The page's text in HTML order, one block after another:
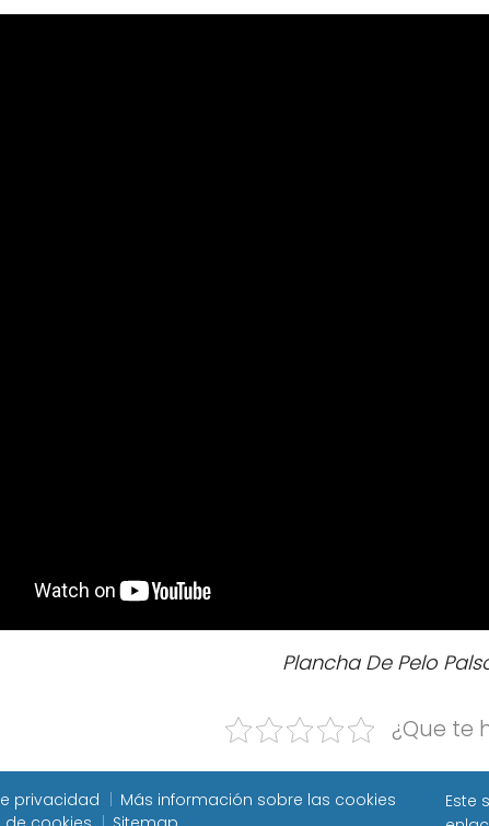
Plancha De Pelo
¿Que te
privacidad
Más información sobre las cookies
Este